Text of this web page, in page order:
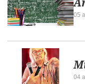
05
04